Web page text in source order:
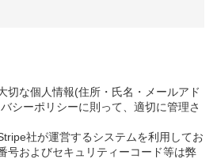
切な個人情報(住所・氏名・メールアド
シーポリシーに則って、適切に管理さ
社が運営するシステムを利用してお
号およびセキュリティーコード等は弊